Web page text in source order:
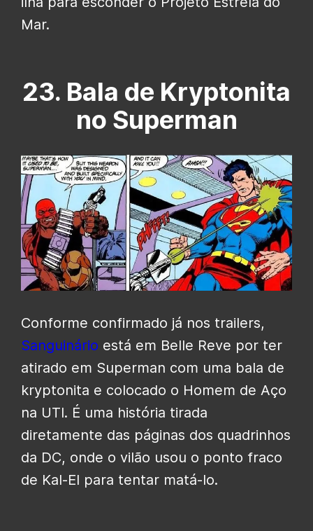
Mar.
23. Bala de Kryptonita
no Superman
Conforme confirmado já nos trailers,
Sanguinário está em Belle Reve por ter
atirado em Superman com uma bala de
kryptonita e colocado o Homem de Aço
na UTI. É uma história tirada
diretamente das páginas dos quadrinhos
da DC, onde o vilão usou o ponto fraco
de Kal-El para tentar matá-lo.